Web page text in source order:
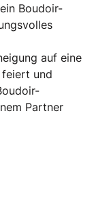
Boudoir-
auf eine
feiert und
Partner